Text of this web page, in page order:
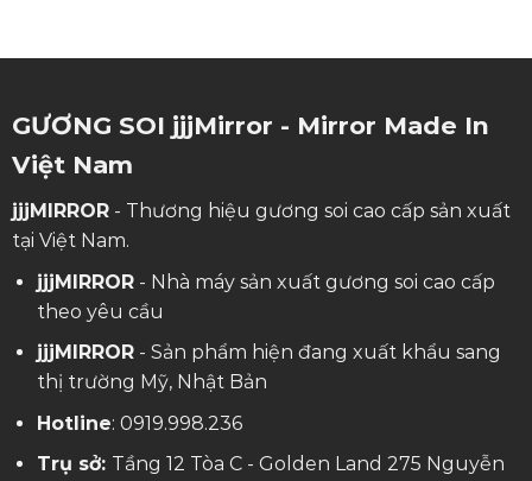
GƯƠNG SOI jjjMirror - Mirror Made In
Việt Nam
jjjMIRROR- Thương hiệu gương soi cao cấp sản xuất
tại Việt Nam.
jjjMIRROR- Nhà máy sản xuất gương soi cao cấp
theo yêu cầu
jjjMIRROR- Sản phẩm hiện đang xuất khẩu sang
thị trường Mỹ, Nhật Bản
Hotline: 0919.998.236
Trụ sở: Tầng 12 Tòa C - Golden Land 275 Nguyễn